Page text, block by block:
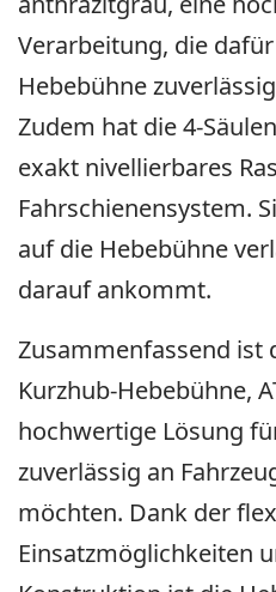
Verarbeitung, die
Hebebühne
Zudem hat die 4-
exakt nivellierbares
Fahrschienensystem.
auf die Hebebühne
darauf ankommt.
Zusammenfassend ist
Kurzhub-Hebebühne,
hochwertige Lösung
zuverlässig an
möchten. Dank der
Einsatzmöglichkeiten